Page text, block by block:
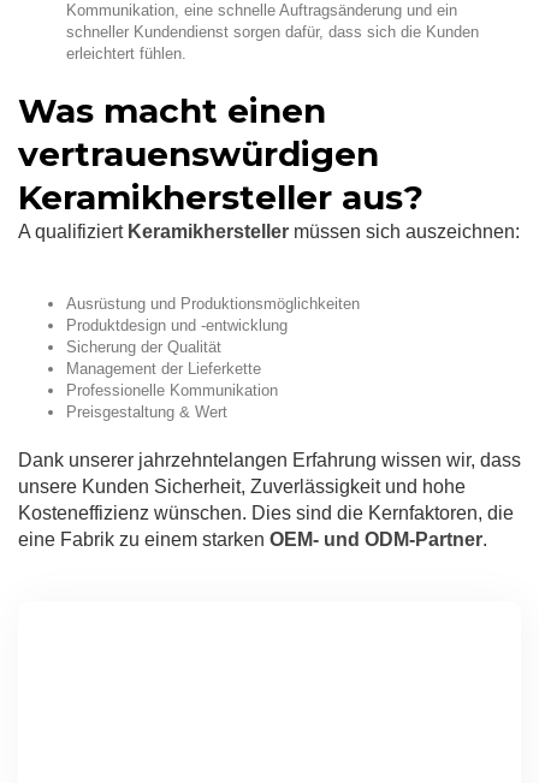
Kommunikation, eine schnelle Auftragsänderung und ein
schneller Kundendienst sorgen dafür, dass sich die Kunden
erleichtert fühlen.
Was macht einen
vertrauenswürdigen
Keramikhersteller aus?
A qualifiziert Keramikhersteller müssen sich auszeichnen:
Ausrüstung und Produktionsmöglichkeiten
Produktdesign und -entwicklung
Sicherung der Qualität
Management der Lieferkette
Professionelle Kommunikation
Preisgestaltung & Wert
Dank unserer jahrzehntelangen Erfahrung wissen wir, dass
unsere Kunden Sicherheit, Zuverlässigkeit und hohe
Kosteneffizienz wünschen. Dies sind die Kernfaktoren, die
eine Fabrik zu einem starken OEM- und ODM-Partner.